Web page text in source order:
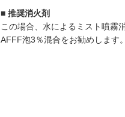
■ 推奨消火剤
この場合、水によるミスト噴霧
AFFF泡3％混合をお勧めします。